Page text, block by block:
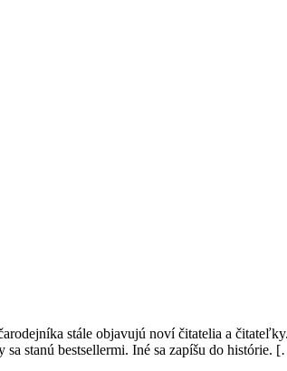
stále objavujú noví čitatelia a
stanú bestsellermi. Iné sa zapíšu do histórie.